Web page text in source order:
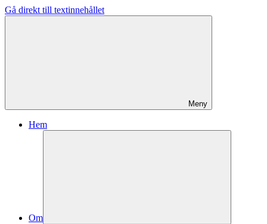
Gå direkt till textinnehållet
Meny
Hem
Om